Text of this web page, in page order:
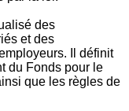
des
et des
Il définit
du Fonds pour le
que les règles de